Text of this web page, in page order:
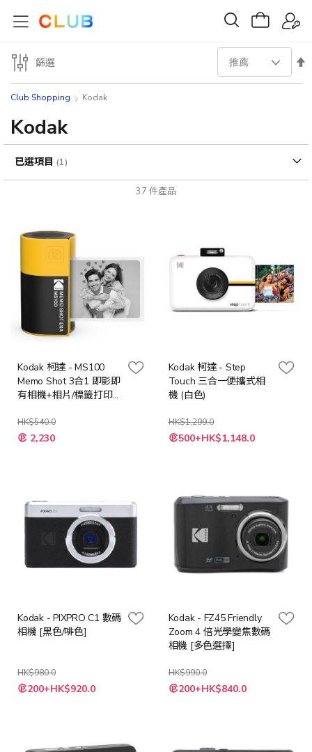
Club Shopping Kodak
Kodak
37 件產品
設
序
方
Kodak 柯達 - MS100
Memo Shot 3合1 即影即
有相機+相片/標籤打印
HK$540.0
2,230
Kodak 柯達 - Step
Touch 三合一便攜式相
機 (白色)
HK$1,299.0
特
殊 500+HK$1,148.0
Kodak - PIXPRO C1 數碼
相機 [黑色/啡色]
HK$980.0
200+HK$920.0
Kodak - FZ45 Friendly
Zoom 4 倍光學變焦數碼
相機 [多色選擇]
HK$990.0
200+HK$840.0
篩選
已選項目